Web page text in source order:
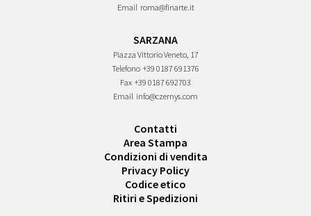
Email roma@finarte.it
SARZANA
Piazza Vittorio Veneto, 17
Telefono +39 0187 691376
Fax +39 0187 692703
Email info@czernys.com
Contatti
Area Stampa
Condizioni di vendita
Privacy Policy
Codice etico
Ritiri e Spedizioni